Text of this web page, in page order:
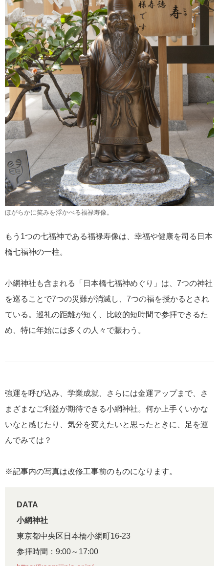
ほがらかに笑みを浮かべる福禄寿像。
もう1つの七福神である福禄寿像は、幸福や健康を司る日本
橋七福神の一柱。
小網神社も含まれる「日本橋七福神めぐり」は、7つの神社
を巡ることで7つの災難が消滅し、7つの福を授かるとされ
ている。巡礼の距離が短く、比較的短時間で参拝できるた
め、特に年始には多くの人々で賑わう。
強運を呼び込み、学業成就、さらには金運アップまで、さ
まざまなご利益が期待できる小網神社。何か上手くいかな
いなと感じたり、気分を変えたいと思ったときに、足を運
んでみては？
※記事内の写真は改修工事前のものになります。
DATA
小網神社
東京都中央区日本橋小網町16-23
参拝時間：9:00～17:00